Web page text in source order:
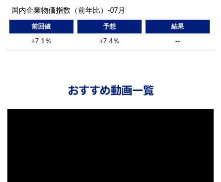
国内企業物価指数（前年比）-07月
前回値
+7.1％
予想
+7.4％
結果
--
おすすめ動画一覧